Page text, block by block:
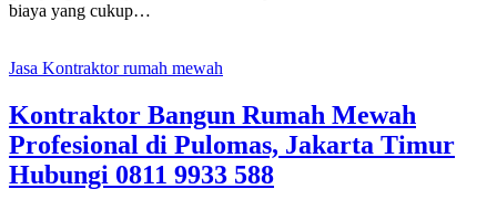
biaya yang cukup…
Jasa Kontraktor rumah mewah
Kontraktor Bangun Rumah Mewah
Profesional di Pulomas, Jakarta Timur
Hubungi 0811 9933 588